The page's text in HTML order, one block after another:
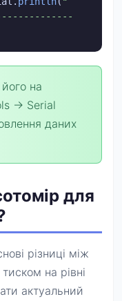
на
→ Serial
даних
для
різниці між
на рівні
актуальний